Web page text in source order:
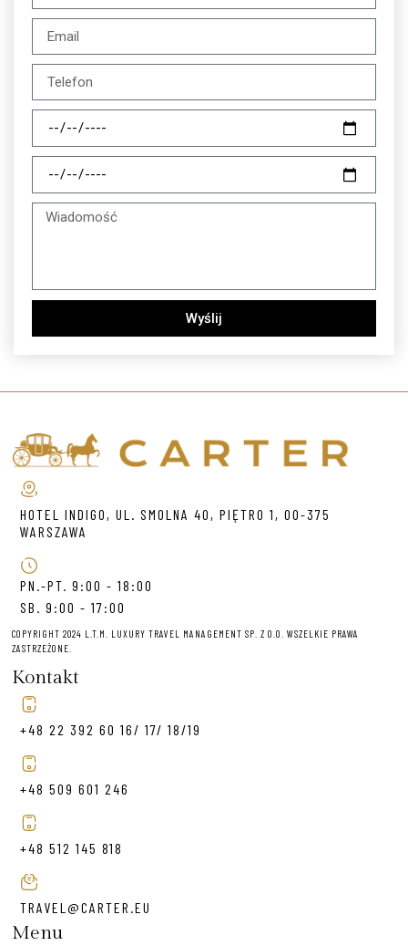
Wyślij
HOTEL INDIGO, UL. SMOLNA 40, PIĘTRO 1, 00-375
WARSZAWA
PN.-PT. 9:00 - 18:00
SB. 9:00 - 17:00
COPYRIGHT 2024 L.T.M. LUXURY TRAVEL MANAGEMENT SP. Z O.O. WSZELKIE PRAWA
ZASTRZEŻONE.
Kontakt
+48 22 392 60 16/ 17/ 18/19
+48 509 601 246
+48 512 145 818
TRAVEL@CARTER.EU
Menu